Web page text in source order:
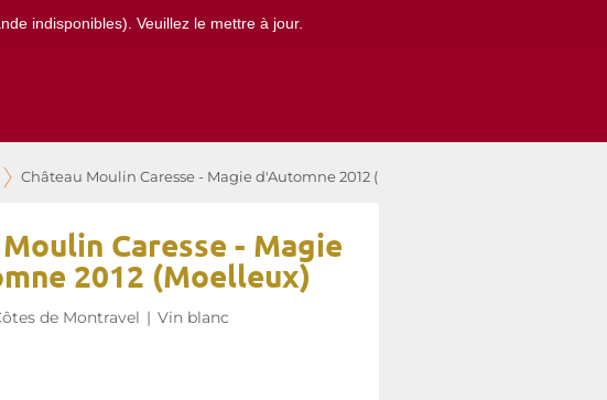
indisponibles). Veuillez le mettre à jour.
Château Moulin Caresse - Magie d'Automne 2012 (Moelleux)
Caresse - Magie
2012 (Moelleux)
de Montravel | Vin blanc